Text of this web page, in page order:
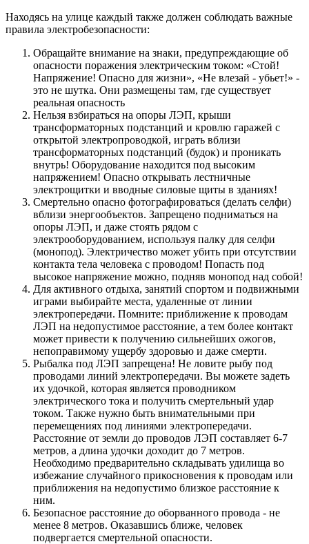
Находясь на улице каждый также должен соблюдать важные
правила электробезопасности:
Обращайте внимание на знаки, предупреждающие об
опасности поражения электрическим током: «Стой!
Напряжение! Опасно для жизни», «Не влезай - убьет!» -
это не шутка. Они размещены там, где существует
реальная опасность
Нельзя взбираться на опоры ЛЭП, крыши
трансформаторных подстанций и кровлю гаражей с
открытой электропроводкой, играть вблизи
трансформаторных подстанций (будок) и проникать
внутрь! Оборудование находится под высоким
напряжением! Опасно открывать лестничные
электрощитки и вводные силовые щиты в зданиях!
Смертельно опасно фотографироваться (делать селфи)
вблизи энергообъектов. Запрещено подниматься на
опоры ЛЭП, и даже стоять рядом с
электрооборудованием, используя палку для селфи
(монопод). Электричество может убить при отсутствии
контакта тела человека с проводом! Попасть под
высокое напряжение можно, подняв монопод над собой!
Для активного отдыха, занятий спортом и подвижными
играми выбирайте места, удаленные от линии
электропередачи. Помните: приближение к проводам
ЛЭП на недопустимое расстояние, а тем более контакт
может привести к получению сильнейших ожогов,
непоправимому ущербу здоровью и даже смерти.
Рыбалка под ЛЭП запрещена! Не ловите рыбу под
проводами линий электропередачи. Вы можете задеть
их удочкой, которая является проводником
электрического тока и получить смертельный удар
током. Также нужно быть внимательными при
перемещениях под линиями электропередачи.
Расстояние от земли до проводов ЛЭП составляет 6-7
метров, а длина удочки доходит до 7 метров.
Необходимо предварительно складывать удилища во
избежание случайного прикосновения к проводам или
приближения на недопустимо близкое расстояние к
ним.
Безопасное расстояние до оборванного провода - не
менее 8 метров. Оказавшись ближе, человек
подвергается смертельной опасности.